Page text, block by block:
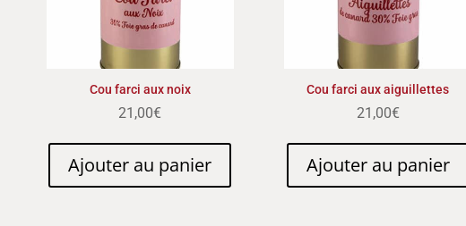
Cou farci aux noix
21,00€
Ajouter au panier
Cou farci aux aiguillettes
21,00€
Ajouter au panier